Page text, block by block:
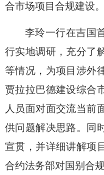
合市场项目合规建设。
李玲一行在吉国
行实地调研，充分了
等情况，为项目涉外
贾拉拉巴德建设综合
人员面对面交流当前
供问题解决思路。
同
宣贯，并详细讲解项
合约法务部对国别合